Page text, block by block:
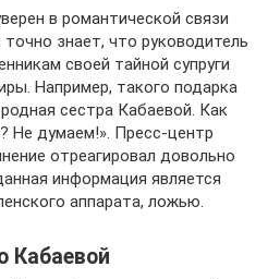
в романтической связи
знает, что руководитель
своей тайной супруги
Например, такого подарка
сестра Кабаевой. Как
Не думаем!». Пресс-центр
отреагировал довольно
информация является
аппарата, ложью.
Кабаевой